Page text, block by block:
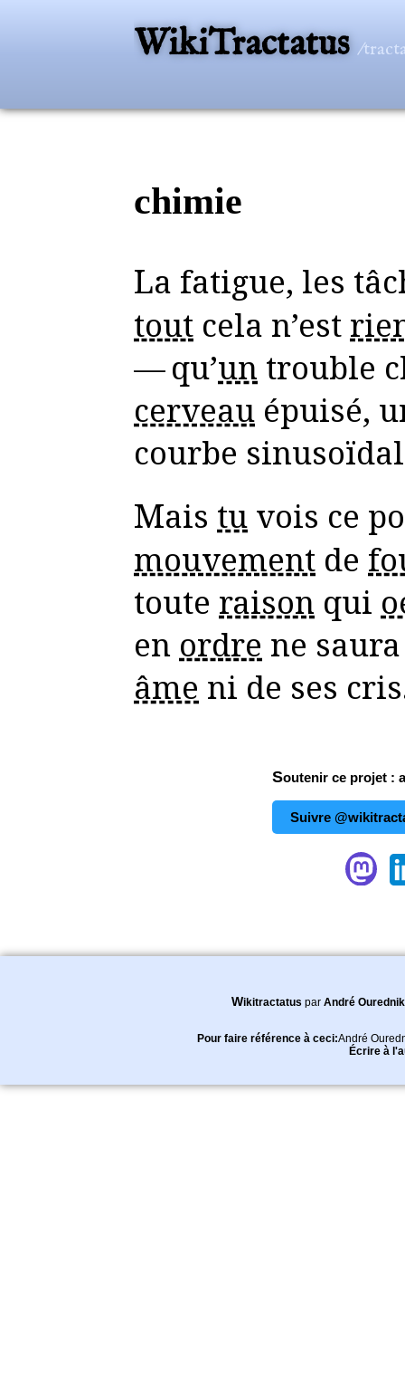
WikiTractatus /
chimie
La fatigue, les
tout cela n’est
— qu’un trouble
cerveau épuisé,
courbe
Mais tu vois ce
mouvement de
toute raison qui
en ordre ne
âme ni de ses
Soutenir ce projet :
Suivre
Wikitractatus par André Ourednik
Pour faire référence à ceci:André
Écrire à